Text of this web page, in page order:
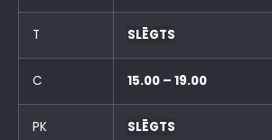
T SLĒGTS
C 15.00 – 19.00
PK SLĒGTS